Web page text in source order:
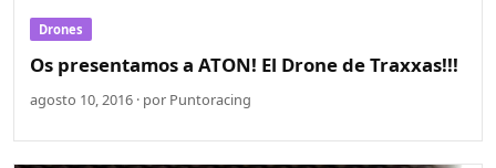
Drones
Os presentamos a ATON! El Drone de Traxxas!!!
agosto 10, 2016 · por Puntoracing